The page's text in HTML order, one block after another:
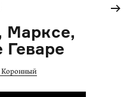
Марксе,
Коронный